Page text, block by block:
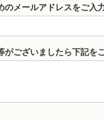
のメールアドレスをご入
がございましたら下記を